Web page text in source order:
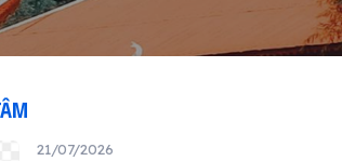
21/07/2026